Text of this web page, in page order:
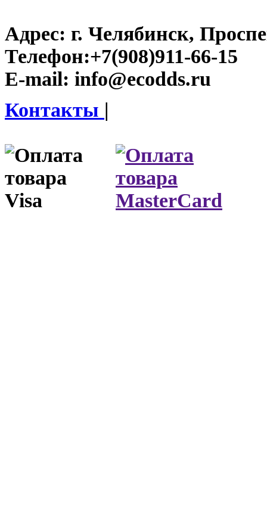
Адрес: г. Челябинск,
Телефон:+7(908)911-66-15
E-mail: info@ecodds.ru
Контакты |